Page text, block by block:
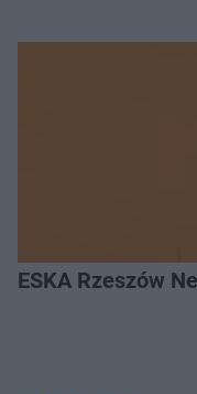
ESKA Rzeszów